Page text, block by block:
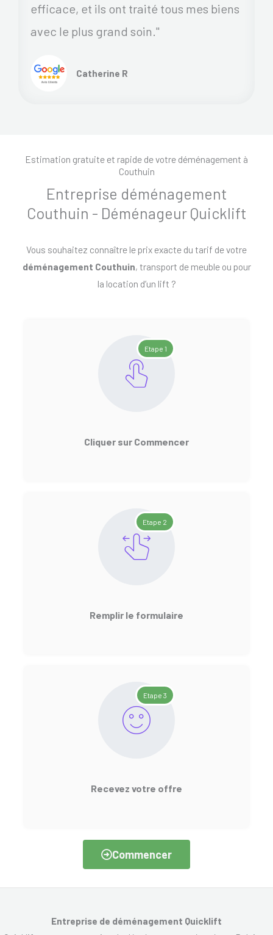
efficace, et ils ont traité tous mes biens
avec le plus grand soin."
Catherine R
Estimation gratuite et rapide de votre déménagement à
Couthuin
Entreprise déménagement
Couthuin - Déménageur Quicklift
Vous souhaitez connaître le prix exacte du tarif de votre
déménagement Couthuin, transport de meuble ou pour
la location d’un lift ?
Etape 1
Cliquer sur Commencer
Etape 2
Remplir le formulaire
Etape 3
Recevez votre offre
Commencer
Entreprise de déménagement Quicklift